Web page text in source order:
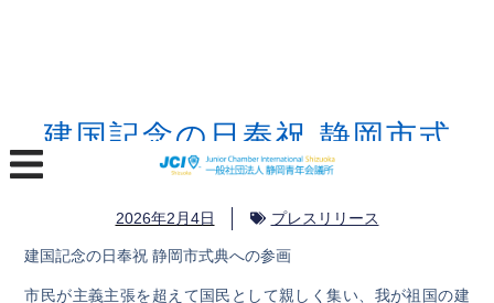
建国記念の日奉祝 静岡市式
典への参画
2026年2月4日 プレスリリース
建国記念の日奉祝 静岡市式典への参画
市民が主義主張を超えて国民として親しく集い、我が祖国の建